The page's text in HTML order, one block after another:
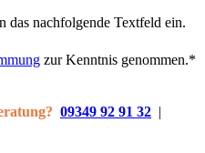
das nachfolgende Textfeld ein.
zur Kenntnis genommen.*
09349 92 91 32 |